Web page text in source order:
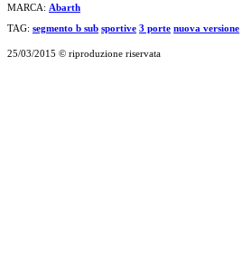
MARCA: Abarth
TAG: segmento b sub sportive 3 porte nuova versione
25/03/2015 © riproduzione riservata